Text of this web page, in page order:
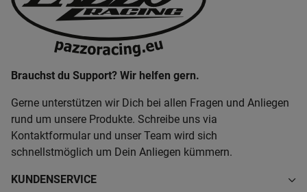
Brauchst du Support? Wir helfen gern.
Gerne unterstützen wir Dich bei allen Fragen und Anliegen
rund um unsere Produkte. Schreibe uns via
Kontaktformular und unser Team wird sich
schnellstmöglich um Dein Anliegen kümmern.
KUNDENSERVICE